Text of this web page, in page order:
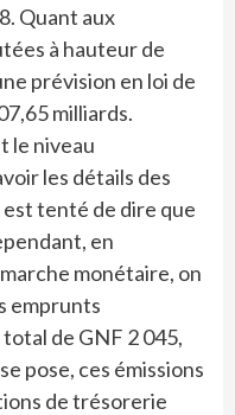
Quant aux
à hauteur de
prévision en loi de
milliards.
le niveau
les détails des
tenté de dire que
en
monétaire, on
emprunts
de GNF 2 045,
pose, ces émissions
de trésorerie